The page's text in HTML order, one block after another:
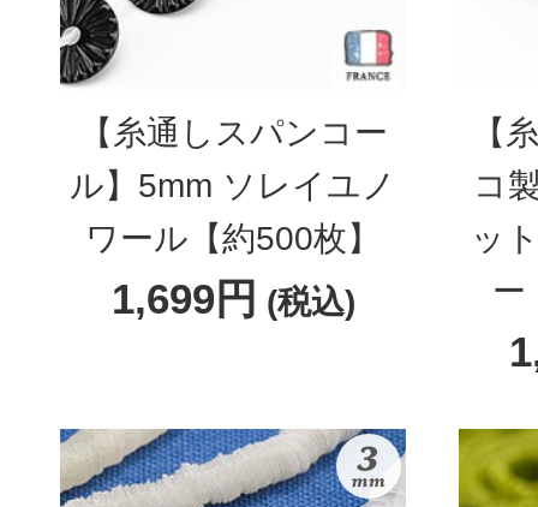
【糸通しスパンコー
ル】5mm ソレイユノ
ワール【約500枚】
1,699円 (税込)
【
コ
ッ
ー